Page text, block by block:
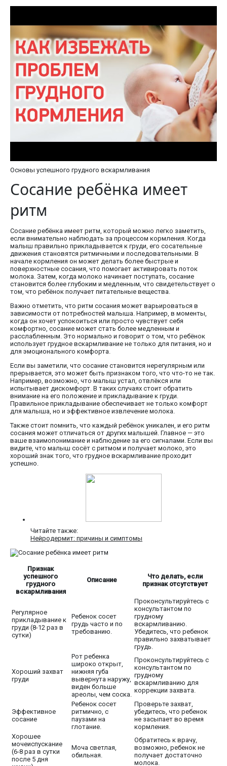
Основы успешного грудного вскармливания
Сосание ребёнка имеет
ритм
Сосание ребёнка имеет ритм, который можно легко заметить,
если внимательно наблюдать за процессом кормления. Когда
малыш правильно прикладывается к груди, его сосательные
движения становятся ритмичными и последовательными. В
начале кормления он может делать более быстрые и
поверхностные сосания, что помогает активировать поток
молока. Затем, когда молоко начинает поступать, сосание
становится более глубоким и медленным, что свидетельствует о
том, что ребёнок получает питательные вещества.
Важно отметить, что ритм сосания может варьироваться в
зависимости от потребностей малыша. Например, в моменты,
когда он хочет успокоиться или просто чувствует себя
комфортно, сосание может стать более медленным и
расслабленным. Это нормально и говорит о том, что ребёнок
использует грудное вскармливание не только для питания, но и
для эмоционального комфорта.
Если вы заметили, что сосание становится нерегулярным или
прерывается, это может быть признаком того, что что-то не так.
Например, возможно, что малыш устал, отвлёкся или
испытывает дискомфорт. В таких случаях стоит обратить
внимание на его положение и прикладывание к груди.
Правильное прикладывание обеспечивает не только комфорт
для малыша, но и эффективное извлечение молока.
Также стоит помнить, что каждый ребёнок уникален, и его ритм
сосания может отличаться от других малышей. Главное — это
ваше взаимопонимание и наблюдение за его сигналами. Если вы
видите, что малыш сосёт с ритмом и получает молоко, это
хороший знак того, что грудное вскармливание проходит
успешно.
Читайте также:
Нейродермит: причины и симптомы
Признак
успешного
грудного
вскармливания
Описание
Что делать, если
признак отсутствует
Регулярное
прикладывание к
груди (8-12 раз в
сутки)
Ребенок сосет
грудь часто и по
требованию.
Проконсультируйтесь с
консультантом по
грудному
вскармливанию.
Убедитесь, что ребенок
правильно захватывает
грудь.
Хороший захват
груди
Рот ребенка
широко открыт,
нижняя губа
вывернута наружу,
виден больше
ареолы, чем соска.
Проконсультируйтесь с
консультантом по
грудному
вскармливанию для
коррекции захвата.
Эффективное
сосание
Ребенок сосет
ритмично, с
паузами на
глотание.
Проверьте захват,
убедитесь, что ребенок
не засыпает во время
кормления.
Хорошее
мочеиспускание
(6-8 раз в сутки
после 5 дня
Моча светлая,
обильная.
Обратитесь к врачу,
возможно, ребенок не
получает достаточно
молока.